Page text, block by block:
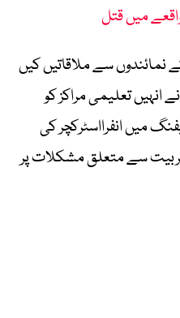
میں قتل
نمائندوں سے ملاقاتیں کیں
انہیں تعلیمی مراکز کو
میں انفرااسٹرکچر کی
سے متعلق مشکلات پر